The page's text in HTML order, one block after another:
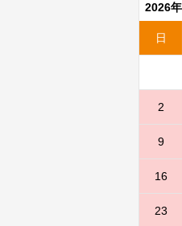
2026
日
2
9
16
23